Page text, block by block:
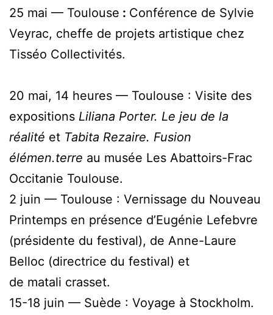
25 mai — Toulouse : Conférence de Sylvie
Veyrac, cheffe de projets artistique chez
Tisséo Collectivités.
20 mai, 14 heures — Toulouse : Visite des
expositions Liliana Porter. Le jeu de la
réalité et Tabita Rezaire. Fusion
élémen.terre au musée Les Abattoirs-Frac
Occitanie Toulouse.
2 juin — Toulouse : Vernissage du Nouveau
Printemps en présence d’Eugénie Lefebvre
(présidente du festival), de Anne-Laure
Belloc (directrice du festival) et
de matali crasset.
15-18 juin — Suède : Voyage à Stockholm.